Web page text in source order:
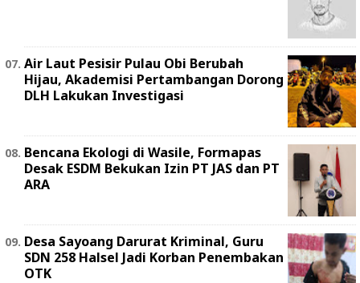
Air Laut Pesisir Pulau Obi Berubah
Hijau, Akademisi Pertambangan Dorong
DLH Lakukan Investigasi
Bencana Ekologi di Wasile, Formapas
Desak ESDM Bekukan Izin PT JAS dan PT
ARA
Desa Sayoang Darurat Kriminal, Guru
SDN 258 Halsel Jadi Korban Penembakan
OTK